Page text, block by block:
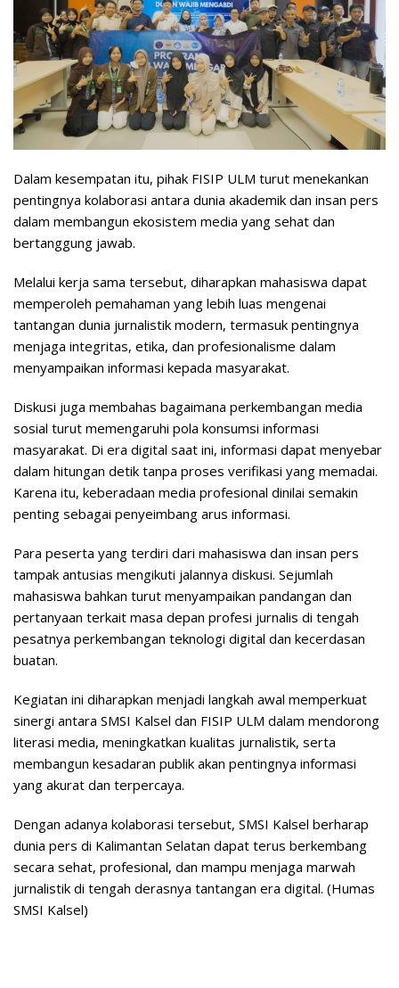
Dalam kesempatan itu, pihak FISIP ULM turut menekankan
pentingnya kolaborasi antara dunia akademik dan insan pers
dalam membangun ekosistem media yang sehat dan
bertanggung jawab.
Melalui kerja sama tersebut, diharapkan mahasiswa dapat
memperoleh pemahaman yang lebih luas mengenai
tantangan dunia jurnalistik modern, termasuk pentingnya
menjaga integritas, etika, dan profesionalisme dalam
menyampaikan informasi kepada masyarakat.
Diskusi juga membahas bagaimana perkembangan media
sosial turut memengaruhi pola konsumsi informasi
masyarakat. Di era digital saat ini, informasi dapat menyebar
dalam hitungan detik tanpa proses verifikasi yang memadai.
Karena itu, keberadaan media profesional dinilai semakin
penting sebagai penyeimbang arus informasi.
Para peserta yang terdiri dari mahasiswa dan insan pers
tampak antusias mengikuti jalannya diskusi. Sejumlah
mahasiswa bahkan turut menyampaikan pandangan dan
pertanyaan terkait masa depan profesi jurnalis di tengah
pesatnya perkembangan teknologi digital dan kecerdasan
buatan.
Kegiatan ini diharapkan menjadi langkah awal memperkuat
sinergi antara SMSI Kalsel dan FISIP ULM dalam mendorong
literasi media, meningkatkan kualitas jurnalistik, serta
membangun kesadaran publik akan pentingnya informasi
yang akurat dan terpercaya.
Dengan adanya kolaborasi tersebut, SMSI Kalsel berharap
dunia pers di Kalimantan Selatan dapat terus berkembang
secara sehat, profesional, dan mampu menjaga marwah
jurnalistik di tengah derasnya tantangan era digital. (Humas
SMSI Kalsel)